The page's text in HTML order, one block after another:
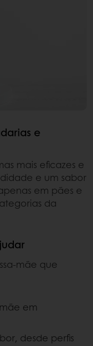
e
mais eficazes e
e um sabor
em pães e
da
mãe que
em
desde perfis